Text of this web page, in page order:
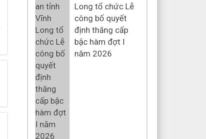
Long tổ chức Lễ
công bố quyết
định thăng cấp
bậc hàm đợt I
năm 2026